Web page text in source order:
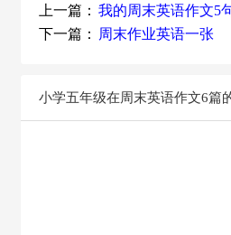
上一篇： 我的周末英语作文5
下一篇：
周末作业英语一张
小学五年级在周末英语作文6篇